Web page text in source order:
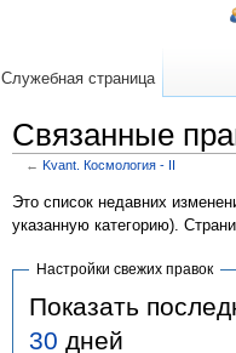
Связанные
← Kvant. Космология - II
Это список недавних
указанную категорию).
Настройки свежих правок
Показать
30 дней
Служебная страница